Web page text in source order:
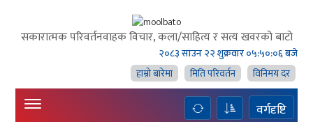
सकारात्मक परिवर्तनवाहक विचार, कला/साहित्य र सत्य खवरको बाटाे
२०८३ साउन २२ शुक्रवार०५:५०:०६ बजे
हाम्राे बारेमा
मिति परिवर्तन विनिमय दर
वर्गदृष्टि